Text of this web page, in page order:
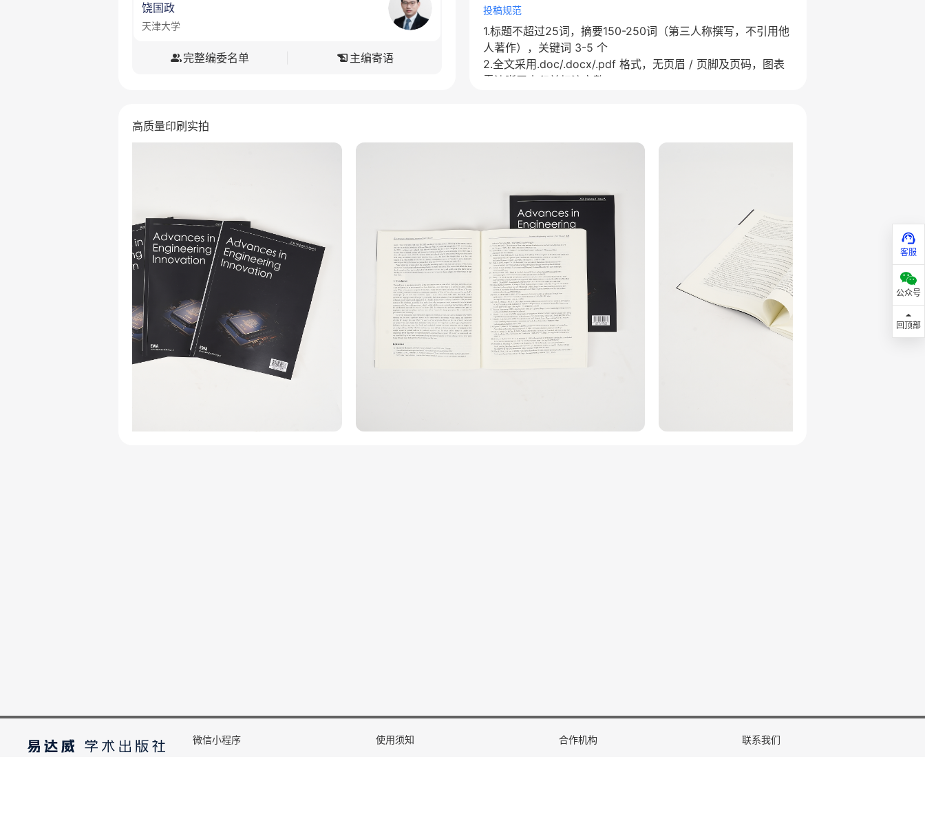
饶国政
天津大学
完整编委名单 主编寄语
投稿规范
1.标题不超过25词，摘要150-250词（第三人称撰写，不引用他
人著作），关键词 3-5 个
2.全文采用.doc/.docx/.pdf 格式，无页眉 / 页脚及页码，图表
需清晰无水印并标注完整。
5.作者需保证数据真实性，禁止伪造、篡改数据及抄袭行为。
1.通读并确认已理解上述所有要求。
2.提交材料包括：全文（含摘要、关键词、图表及参考文献）、
版权材料使用许可证明。
3.首次提交需为可编辑文件，图表分辨率达 300dpi；修改提交
不得改变主要格式。
4.文中引用的图表必须与正文描述的数据、结论严格匹配，避免
误导读者或产生歧义。
高质量印刷实拍
客服
公众号
回顶部
微信小程序 使用须知 合作机构 联系我们